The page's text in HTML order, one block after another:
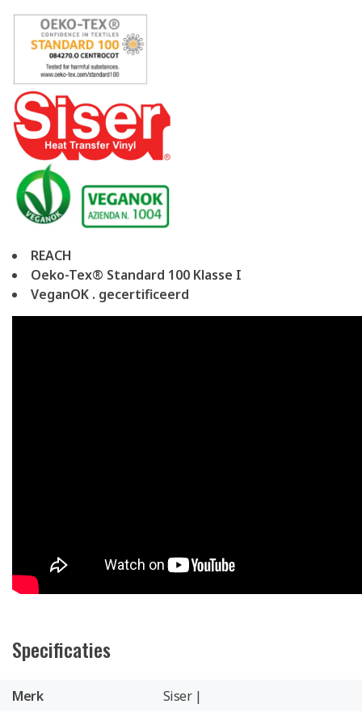
REACH
Oeko-Tex® Standard 100 Klasse I
VeganOK . gecertificeerd
Specificaties
Merk Siser |